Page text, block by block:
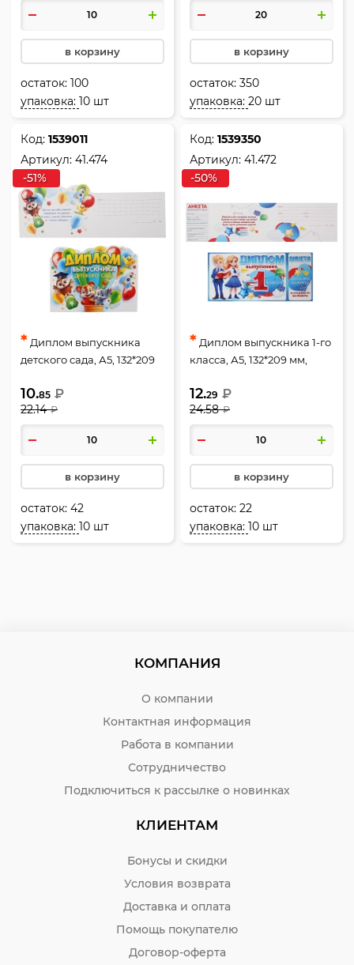
в корзину
остаток:100
упаковка:10 шт
в корзину
остаток:350
упаковка:20 шт
Код:1539011
Артикул:41.474
-51%
* Диплом выпускника
детского сада, А5, 132*209
41.474
10.85 ₽
22.14 ₽
в корзину
остаток:42
упаковка:10 шт
Код:1539350
Артикул:41.472
-50%
* Диплом выпускника 1-го
класса, А5, 132*209 мм,
12.29 ₽
24.58 ₽
в корзину
остаток:22
упаковка:10 шт
КОМПАНИЯ
О компании
Контактная информация
Работа в компании
Сотрудничество
Подключиться к рассылке о новинках
КЛИЕНТАМ
Бонусы и скидки
Условия возврата
Доставка и оплата
Помощь покупателю
Договор-оферта